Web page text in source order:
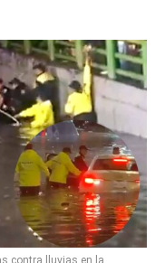
contra lluvias en la